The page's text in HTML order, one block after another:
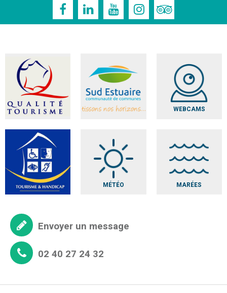
WEBCAMS
MÉTÉO MARÉES
Envoyer un message
02 40 27 24 32